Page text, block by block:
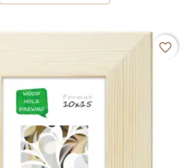
favorite_border